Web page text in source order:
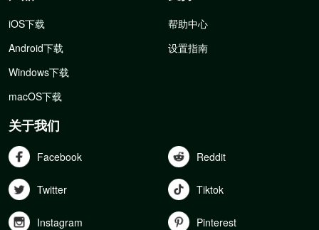
iOS下载
Android下载
Windows下载
macOS下载
帮助中心
设置指南
关于我们
Facebook Reddit
Twitter Tiktok
Instagram Pinterest